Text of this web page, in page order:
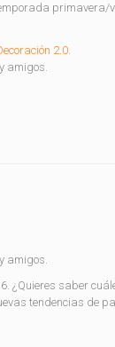
primavera/
2.0.
amigos.
amigos.
¿Quieres saber
tendencias de